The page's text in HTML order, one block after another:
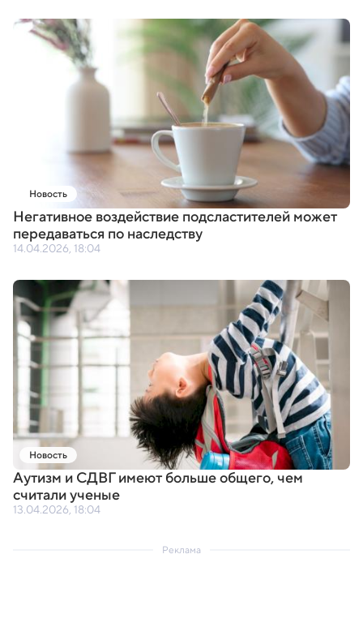
Новость
Негативное воздействие подсластителей может
передаваться по наследству
14.04.2026, 18:04
Новость
Аутизм и СДВГ имеют больше общего,чем
считали ученые
13.04.2026, 18:04
Реклама